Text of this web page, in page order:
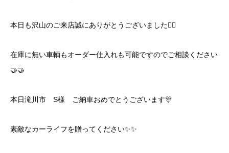
本日も沢山のご来店誠にありがとうございました🙇‍♂️
在庫に無い車輌もオーダー仕入れも可能ですのでご相談ください
🤝🤝
本日滝川市 S様 ご納車おめでとうございます🎊
素敵なカーライフを贈ってください✨✨